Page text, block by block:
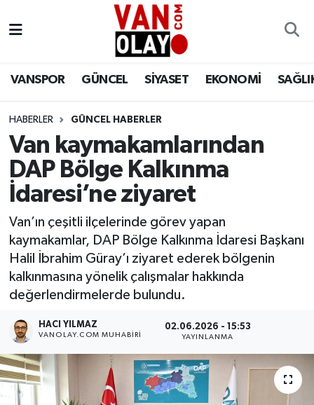
VANSPOR GÜNCEL SİYASET EKONOMİ
HABERLER GÜNCEL HABERLER
Van kaymakamlarından
DAP Bölge Kalkınma
İdaresi’ne ziyaret
Van’ın çeşitli ilçelerinde görev yapan
kaymakamlar, DAP Bölge Kalkınma İdaresi Başkanı
Halil İbrahim Güray’ı ziyaret ederek bölgenin
kalkınmasına yönelik çalışmalar hakkında
değerlendirmelerde bulundu.
HACI YILMAZ
VANOLAY.COM MUHABIRI
02.06.2026 - 15:53
YAYINLANMA
Siyaset
Ekonomi
Sağlık
Eğitim
Bilim & Teknoloji
Dünya
RESMİ İLANLAR
Van Nöbetçi Eczaneler
Van Namaz Vakitleri
Van Trafik Yoğunluk Haritası
Süper Lig Puan Durumu ve Fikstür
Tüm Manşetler
Son Dakika Haberleri
Haber Arşivi